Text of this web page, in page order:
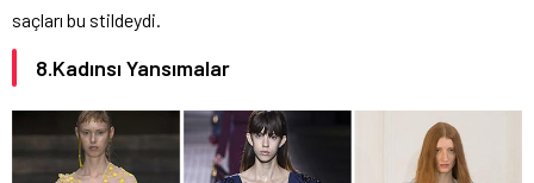
saçları bu stildeydi.
8.Kadınsı Yansımalar